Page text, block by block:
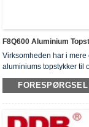
F8Q600 Aluminium
Virksomheden har i
aluminiums topstykker til
Topstykkerne har opnået
topstykke",
FORESPØRGSEL